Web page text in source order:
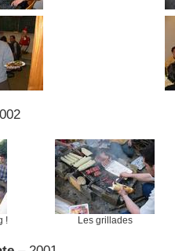
! Les grillades